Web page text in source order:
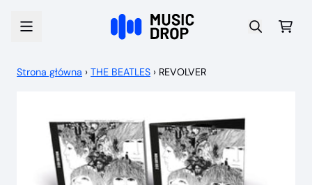
Strona główna › THE BEATLES › REVOLVER